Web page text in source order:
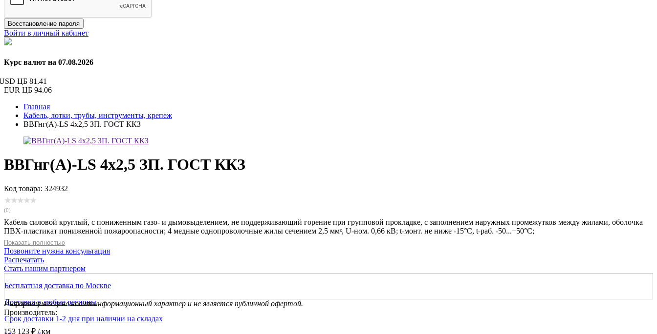
Восстановление пароля
Войти в личный кабинет
Курс валют на 07.08.2026
ЦБ 81.41
EUR ЦБ 94.06
Главная
Кабель, лотки, трубы, инструменты, крепеж
ВВГнг(А)-LS 4х2,5 ЗП. ГОСТ ККЗ
ВВГнг(А)-LS 4х2,5 ЗП. ГОСТ ККЗ
Код товара: 324932
(0)
Кабель силовой круглый, с пониженным газо- и дымовыделением, не поддерживающий горение при групповой прокладке, с заполнением наружных промежутков между жилами, оболочка
ПВХ-пластикат пониженной пожароопасности; 4 медные однопроволочные жилы сечением 2,5 ммᶻ, U-ном. 0,66 кВ; t-монт. не ниже -15°С, t-раб. -50...+50°С;
Показать полностью
Позвоните нужна консультация
Распечатать
Стать нашим партнером
Бесплатная доставка по Москве
Доставка в любые регионы
Срок доставки 1-2 дня при наличии на складах
Информация о цене носит информационный характер и не является публичной офертой.
Производитель:
153 123 ₽ / км